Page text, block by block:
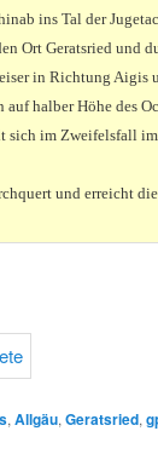
ins Tal der
Ort Geratsried und
in Richtung Aigis
halber Höhe des
sich im Zweifelsfall
und erreicht
, Allgäu, Geratsried,